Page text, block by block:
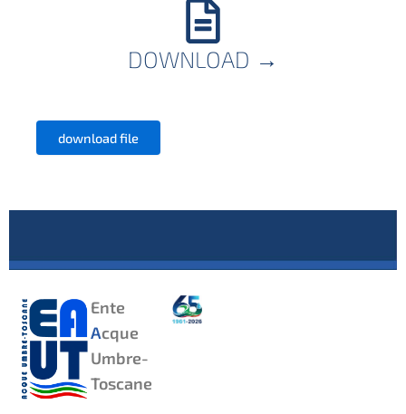
DOWNLOAD →
download file
Ente
Acque
Umbre-
Toscane